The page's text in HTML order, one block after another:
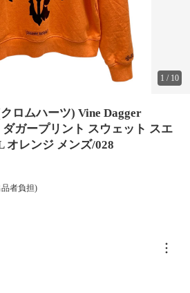
1 / 10
ロムハーツ) Vine Dagger
ガープリント スウェット スエ
オレンジ メンズ/028
者負担)